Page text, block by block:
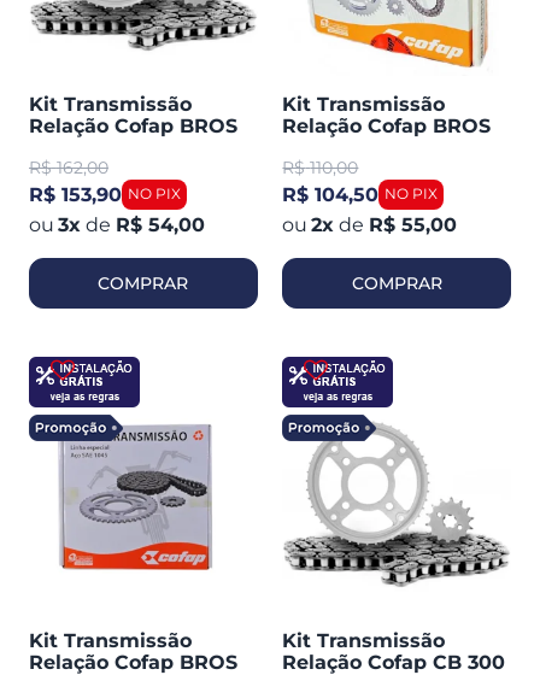
Kit Transmissão
Relação Cofap BROS
R$ 162,00
R$ 153,90
3x de R$ 54,00
COMPRAR
Kit Transmissão
Relação Cofap BROS
R$ 110,00
R$ 104,50
2x de R$ 55,00
COMPRAR
Kit Transmissão
Relação Cofap BROS
Kit Transmissão
Relação Cofap CB 300